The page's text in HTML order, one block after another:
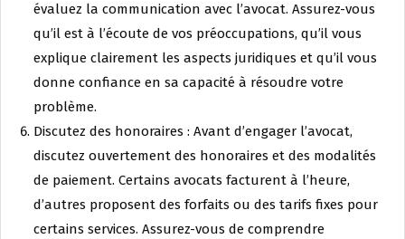
évaluez la communication avec l’avocat. Assurez-vous
qu’il est à l’écoute de vos préoccupations, qu’il vous
explique clairement les aspects juridiques et qu’il vous
donne confiance en sa capacité à résoudre votre
problème.
Discutez des honoraires : Avant d’engager l’avocat,
discutez ouvertement des honoraires et des modalités
de paiement. Certains avocats facturent à l’heure,
d’autres proposent des forfaits ou des tarifs fixes pour
certains services. Assurez-vous de comprendre